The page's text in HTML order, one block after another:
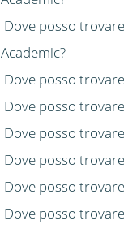
Dove posso
Academic?
Dove posso
Dove posso
Dove posso
Dove posso
Dove posso
Dove posso